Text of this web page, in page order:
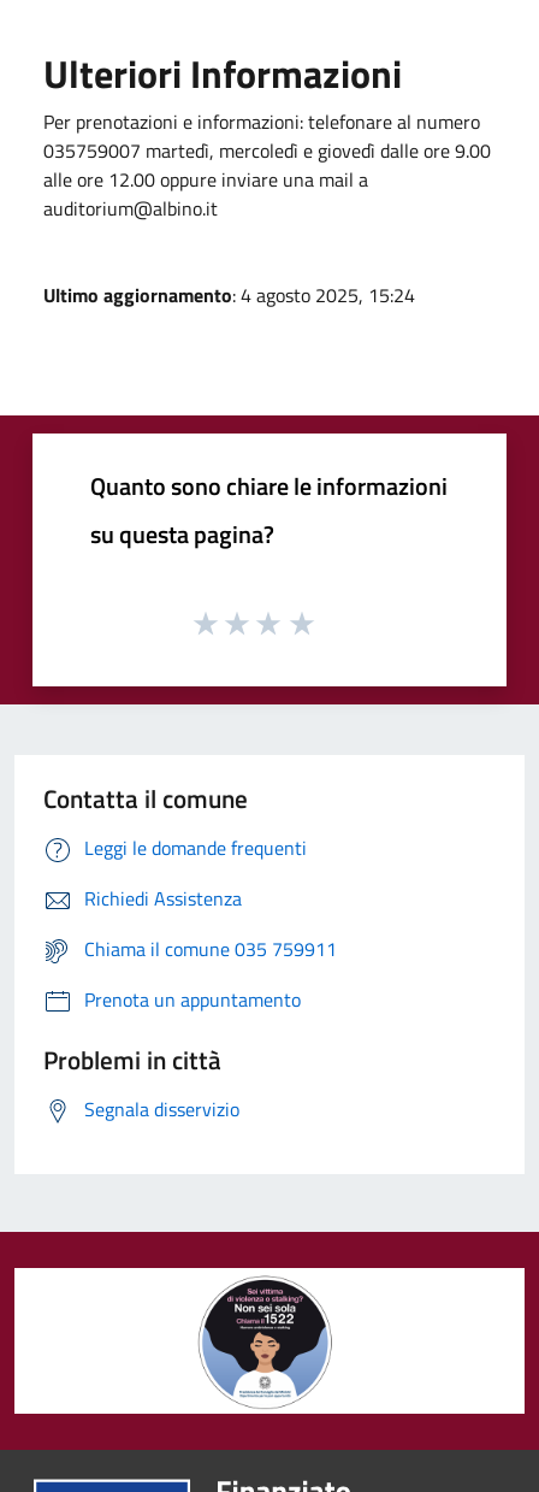
Ulteriori Informazioni
Per prenotazioni e informazioni: telefonare al numero
035759007 martedì, mercoledì e giovedì dalle ore 9.00
alle ore 12.00 oppure inviare una mail a
auditorium@albino.it
Ultimo aggiornamento: 4 agosto 2025, 15:24
Quanto sono chiare le informazioni
su questa pagina?
Contatta il comune
Leggi le domande frequenti
Richiedi Assistenza
Chiama il comune 035 759911
Prenota un appuntamento
Problemi in città
Segnala disservizio